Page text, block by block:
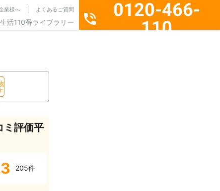
業様へ よくあるご質問
生活110番ライブラリー
0120-466-
110
ミ評価平
205件